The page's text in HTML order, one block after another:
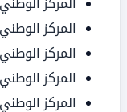
المركز الوطني
المركز
المركز
المركز